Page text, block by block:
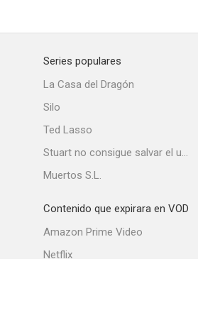
Series populares
La Casa del Dragón
Silo
Ted Lasso
Stuart no consigue salvar el universo
Muertos S.L.
Contenido que expirara en VOD
Amazon Prime Video
Netflix